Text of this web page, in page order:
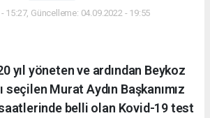
15:27, Güncelleme: 04.09.2022 - 19:55
yıl yöneten ve ardından Beykoz
seçilen Murat Aydın Başkanımız
belli olan Kovid-19 test